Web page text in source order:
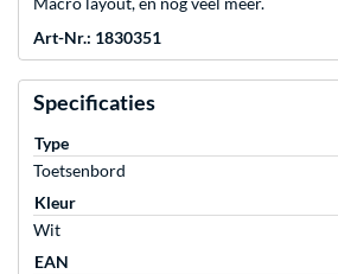
Art-Nr.: 1830351
Specificaties
Type
Toetsenbord
Kleur
Wit
EAN